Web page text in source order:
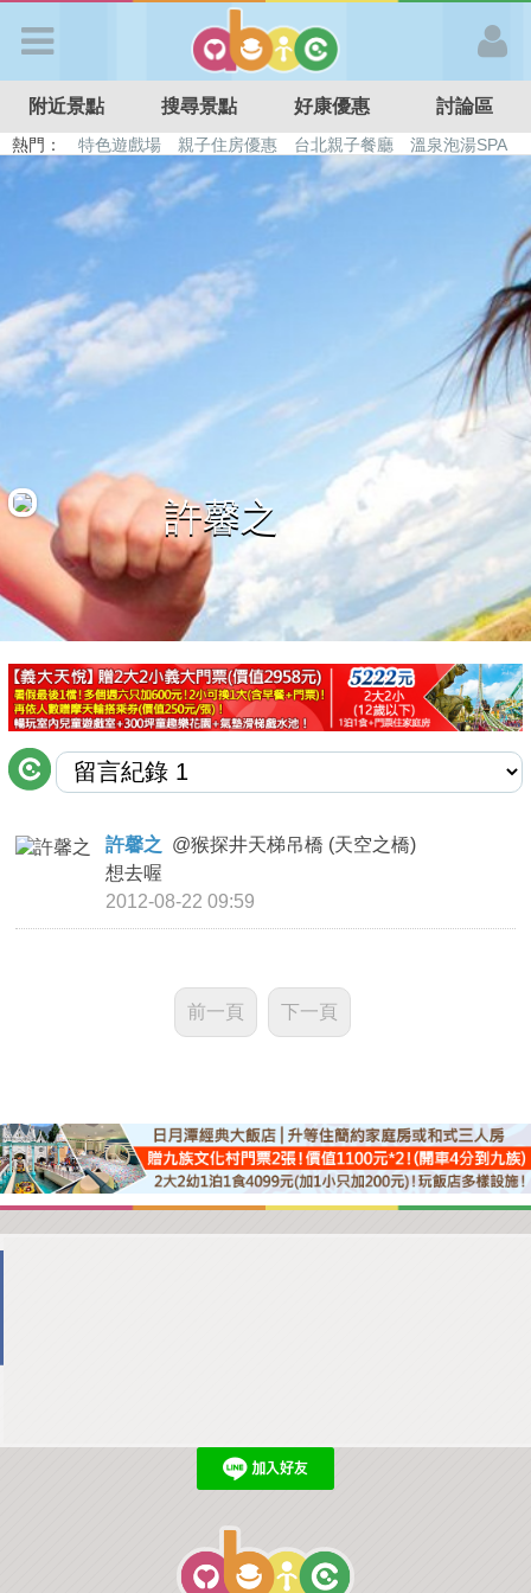
APP登入
首 頁
搜尋景點
好康優惠
最新留言
商家合作
推薦景點
討論區
聯絡我們
APP下載
附近景點 搜尋景點 好康優惠 討論區
熱門： 特色遊戲場 親子住房優惠 台北親子餐廳
溫泉泡湯SPA
溜滑梯民宿
觀光工廠 日本親子景點
許馨之
許馨之 @猴探井天梯吊橋 (天空之橋)
想去喔
2012-08-22 09:59
前一頁 下一頁